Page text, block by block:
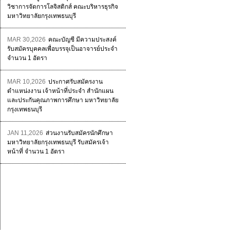
วิชาการจัดการโลจิสติกส์ คณะบริหารธุรกิจ
มหาวิทยาลัยกรุงเทพธนบุรี
MAR 30,2026 คณะบัญชี มีความประสงค์
รับสมัครบุคคลเพื่อบรรจุเป็นอาจารย์ประจำ
จำนวน 1 อัตรา
MAR 10,2026 ประกาศรับสมัครงาน
ตำแหน่งงาน เจ้าหน้าที่ประจำ สำนักแผน
และประกันคุณภาพการศึกษา มหาวิทยาลัย
กรุงเทพธนบุรี
JAN 11,2026 ส่วนงานรับสมัครนักศึกษา
มหาวิทยาลัยกรุงเทพธนบุรี รับสมัครเจ้า
หน้าที่ จำนวน 1 อัตรา